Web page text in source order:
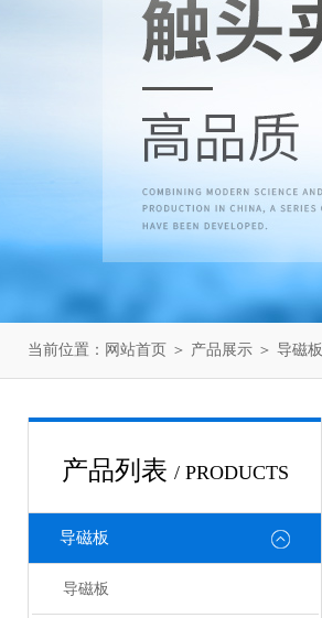
当前位置： 网站首页 ＞ 产品展示 ＞ 导磁板
产品列表 / PRODUCTS
导磁板
导磁板